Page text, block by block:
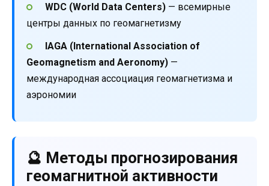
WDC (World Data Centers)— всемирные
центры данных по геомагнетизму
IAGA (International Association of
Geomagnetism and Aeronomy) —
международная ассоциация геомагнетизма и
аэрономии
🔮 Методы прогнозирования
геомагнитной активности